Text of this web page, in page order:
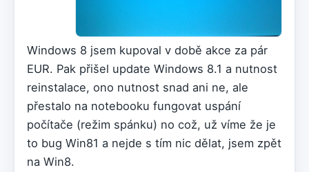
Windows 8 jsem kupoval v době akce za pár
EUR. Pak přišel update Windows 8.1 a nutnost
reinstalace, ono nutnost snad ani ne, ale
přestalo na notebooku fungovat uspání
počítače (režim spánku) no což, už víme že je
to bug Win81 a nejde s tím nic dělat, jsem zpět
na Win8.